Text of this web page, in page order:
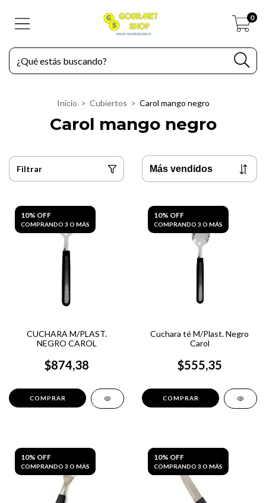
0
Inicio > Cubiertos > Carol mango negro
Carol mango negro
Filtrar
10% OFF
COMPRANDO 3 O MÁS
CUCHARA M/PLAST.
NEGRO CAROL
$874,38
10% OFF
COMPRANDO 3 O MÁS
Cuchara té M/Plast. Negro
Carol
$555,35
10% OFF
COMPRANDO 3 O MÁS
10% OFF
COMPRANDO 3 O MÁS